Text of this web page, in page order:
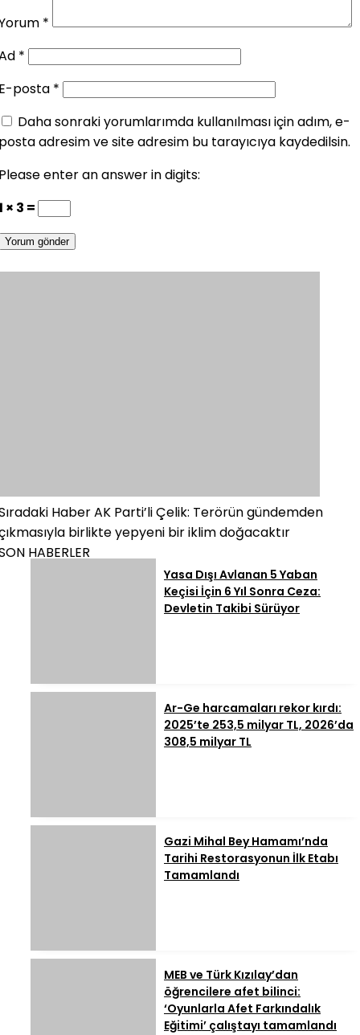
*
*
posta *
Daha sonraki yorumlarımda kullanılması için adım, e-
adresim ve site adresim bu tarayıcıya kaydedilsin.
enter an answer in digits:
× 3 =
HaberAK Parti’li Çelik: Terörün gündemden
birlikte yepyeni bir iklim doğacaktır
HABERLER
Yasa Dışı Avlanan 5 Yaban
Keçisi İçin 6 Yıl Sonra Ceza:
Devletin Takibi Sürüyor
Ar-Ge harcamaları rekor kırdı:
2025’te 253,5 milyar TL, 2026’da
308,5 milyar TL
Gazi Mihal Bey Hamamı’nda
Tarihi Restorasyonun İlk Etabı
Tamamlandı
MEB ve Türk Kızılay’dan
öğrencilere afet bilinci:
‘Oyunlarla Afet Farkındalık
Eğitimi’ çalıştayı tamamlandı